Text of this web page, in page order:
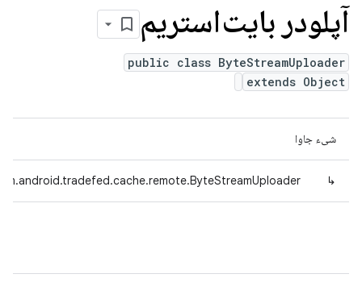
آپلودر بایت‌استریم
public class ByteStreamUploader
extends Object
شیء جاوا
↳